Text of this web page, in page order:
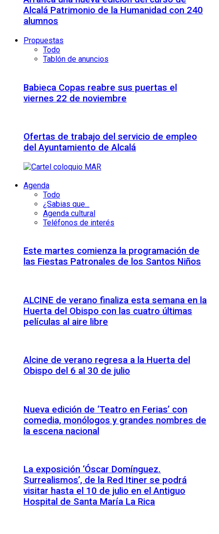
Alcalá Patrimonio de la Humanidad con 240
alumnos
Propuestas
Todo
Tablón de anuncios
Babieca Copas reabre sus puertas el
viernes 22 de noviembre
Ofertas de trabajo del servicio de empleo
del Ayuntamiento de Alcalá
Agenda
Todo
¿Sabias que...
Agenda cultural
Teléfonos de interés
Este martes comienza la programación de
las Fiestas Patronales de los Santos Niños
ALCINE de verano finaliza esta semana en la
Huerta del Obispo con las cuatro últimas
películas al aire libre
Alcine de verano regresa a la Huerta del
Obispo del 6 al 30 de julio
Nueva edición de ‘Teatro en Ferias’ con
comedia, monólogos y grandes nombres de
la escena nacional
La exposición ‘Óscar Domínguez.
Surrealismos’, de la Red Itiner se podrá
visitar hasta el 10 de julio en el Antiguo
Hospital de Santa María La Rica